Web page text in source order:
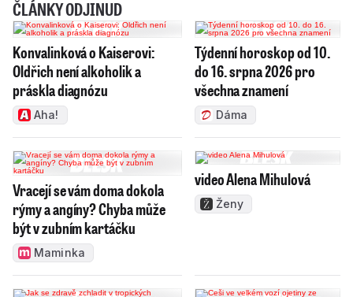
ČLÁNKY ODJINUD
Konvalinková o Kaiserovi:
Oldřich není alkoholik a
práskla diagnózu
Aha!
Týdenní horoskop od 10.
do 16. srpna 2026 pro
všechna znamení
Dáma
Vracejí se vám doma dokola
rýmy a angíny? Chyba může
být v zubním kartáčku
Maminka
video Alena Mihulová
Ženy